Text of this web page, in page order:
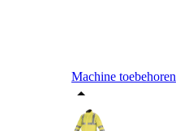
Machine toebehoren